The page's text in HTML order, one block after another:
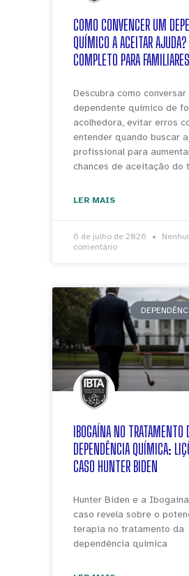
COMO CONVENCER UM
QUÍMICO A ACEITAR
COMPLETO PARA FAMILIARES
Descubra como conversar
dependente químico de
acolhedora, evitar erros
entender quando buscar
profissional para
chances de aceitação do
LER MAIS
6 de julho de 2026
comentário
IBOGAÍNA NO TRATAMENTO
DEPENDÊNCIA QUÍMICA:
CASO HUNTER BIDEN
Hunter Biden e a
caso revela sobre o
terapia no tratamento da
dependência química